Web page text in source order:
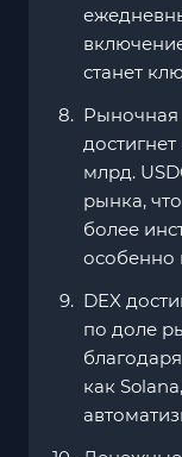
станет
Рыночная
млрд.
рынка,
более
особенно
DEX
по доле
как